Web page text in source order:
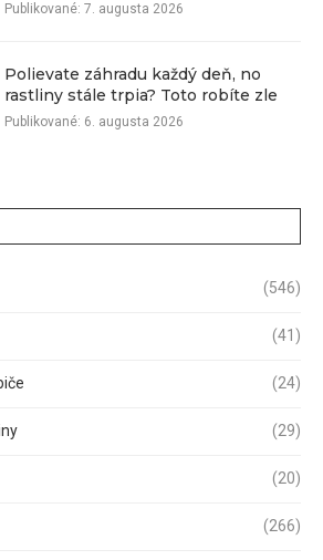
Publikované: 7. augusta 2026
Polievate záhradu každý deň, no
rastliny stále trpia? Toto robíte zle
Publikované: 6. augusta 2026
(546)
(41)
(24)
(29)
(20)
(266)